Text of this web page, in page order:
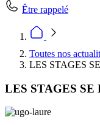
Être rappelé
Toutes nos
LES STAGES
LES STAGES